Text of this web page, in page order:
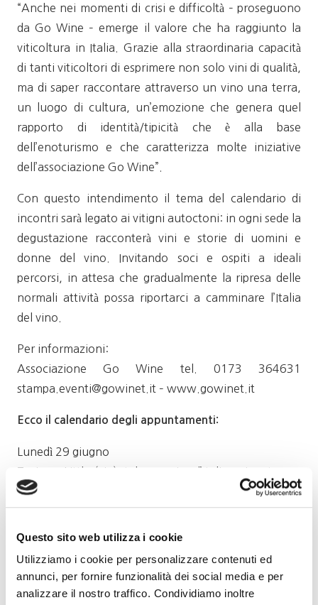
Questo sito web utilizza i cookie
Utilizziamo i cookie per personalizzare contenuti ed
annunci, per fornire funzionalità dei social media e per
analizzare il nostro traffico. Condividiamo inoltre
“Anche nei momenti di crisi e difficoltà – proseguono
da Go Wine – emerge il valore che ha raggiunto la
viticoltura in Italia. Grazie alla straordinaria capacità
di tanti viticoltori di esprimere non solo vini di qualità,
ma di saper raccontare attraverso un vino una terra,
un luogo di cultura, un’emozione che genera quel
rapporto di identità/tipicità che è alla base
dell’enoturismo e che caratterizza molte iniziative
dell’associazione Go Wine”.
Con questo intendimento il tema del calendario di
incontri sarà legato ai vitigni autoctoni: in ogni sede la
degustazione racconterà vini e storie di uomini e
donne del vino. Invitando soci e ospiti a ideali
percorsi, in attesa che gradualmente la ripresa delle
normali attività possa riportarci a camminare l’Italia
del vino.
Per informazioni:
Associazione Go Wine tel. 0173 364631
stampa.eventi@gowinet.it – www.gowinet.it
Ecco il calendario degli appuntamenti:
Lunedì 29 giugno
Torino – Little (vin) Italy, enogiro d’Italia, prima tappa,
enoteca Bicchierdivino
Genova – Itinerario lungo l’Italia con 8 vini autoctoni –
Tuna Food & Wine
Giovedì 2 luglio